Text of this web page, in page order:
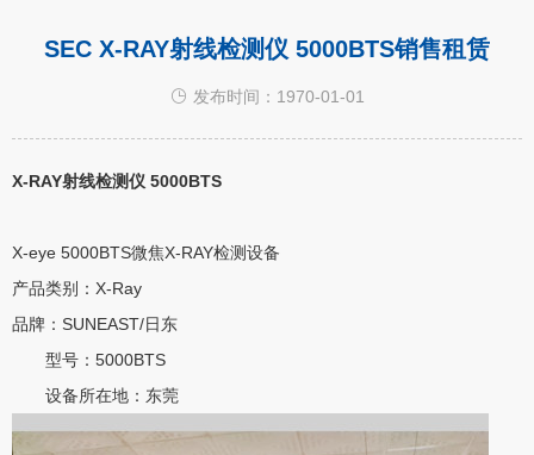
SEC X-RAY射线检测仪 5000BTS销售租赁
发布时间：1970-01-01
X-RAY射线检测仪 5000BTS
X-eye 5000BTS微焦X-RAY检测设备
产品类别：X-Ray
品牌：SUNEAST/日东
型号：5000BTS
设备所在地：东莞